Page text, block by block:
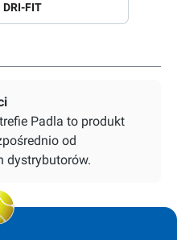
DRI-FIT
Padla to produkt
od
dystrybutorów.